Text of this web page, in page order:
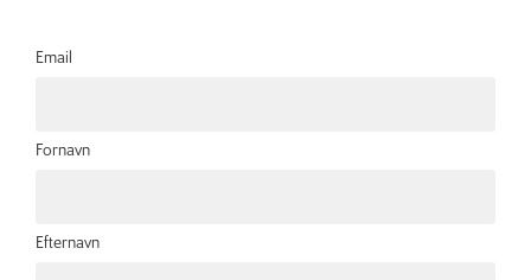
Email
Fornavn
Efternavn